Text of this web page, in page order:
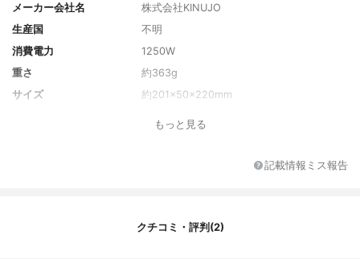
メーカー会社名
株式会社KINUJO
生産国
不明
消費電力
1250W
重さ
約363g
サイズ
約201×50×220mm
もっと見る
記載情報ミス報告
クチコミ・評判(2)